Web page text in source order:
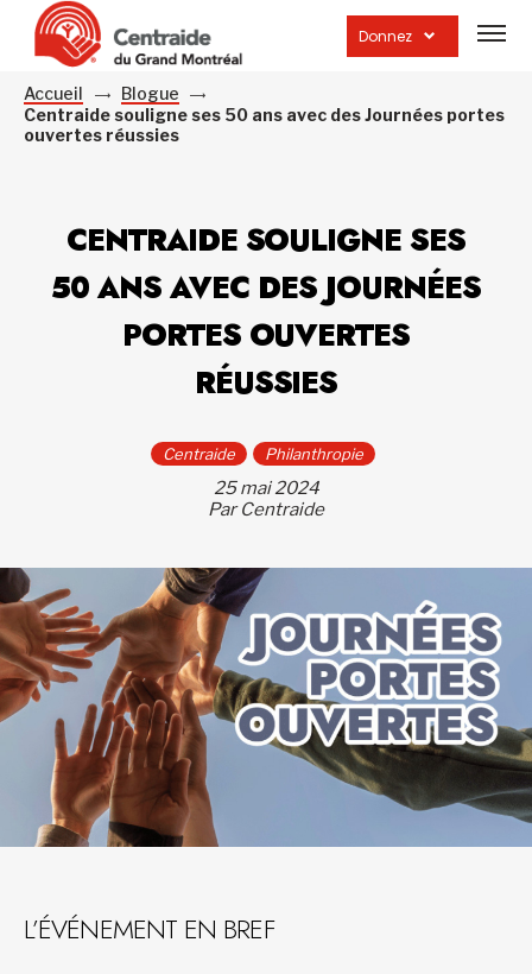
Donnez
la
Accueil
Blogue
Centraide souligne ses 50 ans avec des Journées portes
ouvertes réussies
CENTRAIDE SOULIGNE SES
50 ANS AVEC DES JOURNÉES
PORTES OUVERTES
RÉUSSIES
Centraide Philanthropie
25 mai 2024
Par Centraide
L’ÉVÉNEMENT EN BREF